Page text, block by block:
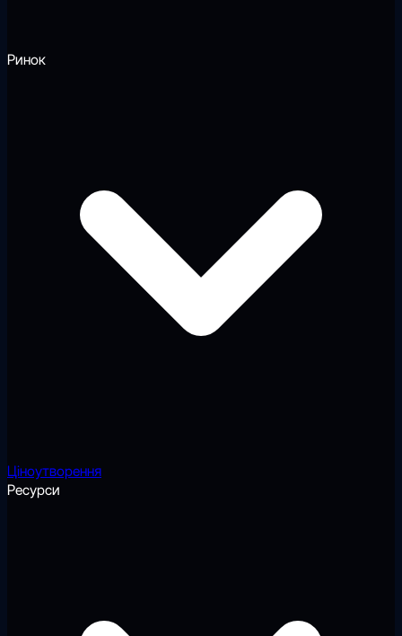
Ринок
Ціноутворення
Ресурси